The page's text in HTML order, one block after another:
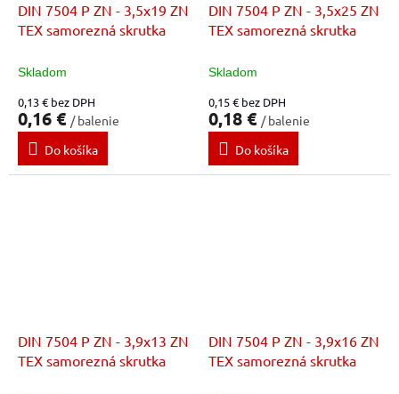
DIN 7504 P ZN - 3,5x19 ZN
TEX samorezná skrutka
Skladom
0,13 € bez DPH
0,16 € / balenie
Do košíka
DIN 7504 P ZN - 3,5x25 ZN
TEX samorezná skrutka
Skladom
0,15 € bez DPH
0,18 € / balenie
Do košíka
DIN 7504 P ZN - 3,9x13 ZN
TEX samorezná skrutka
DIN 7504 P ZN - 3,9x16 ZN
TEX samorezná skrutka